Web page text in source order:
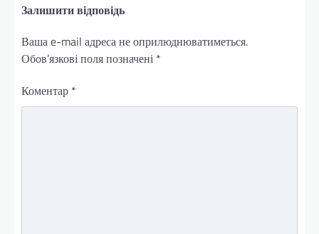
Залишити відповідь
Ваша e-mail адреса не оприлюднюватиметься.
Обов’язкові поля позначені *
Коментар *